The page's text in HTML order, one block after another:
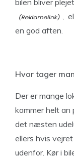
bilen bliver
,
en god aften.
Hvor tager
Der er mange
kommer helt an
det næsten
ellers hvis
udenfor. Kør i